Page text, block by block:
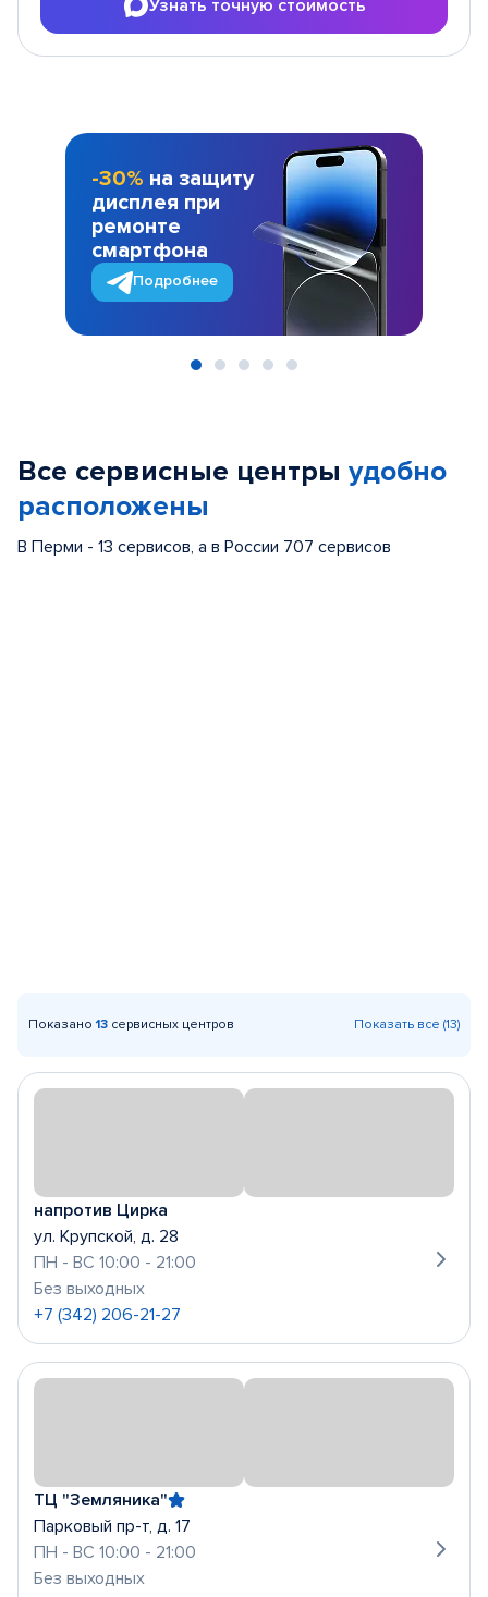
Узнать точную стоимость
-30% на защиту
дисплея при
ремонте
смартфона
Подробнее
Все сервисные центры удобно
расположены
В Перми - 13 сервисов, а в России 707 сервисов
Показано 13 сервисных центров Показать все (13)
напротив Цирка
ул. Крупской, д. 28
ПН - ВС 10:00 - 21:00
Без выходных
+7 (342) 206-21-27
ТЦ "Земляника"
Парковый пр-т, д. 17
ПН - ВС 10:00 - 21:00
Без выходных